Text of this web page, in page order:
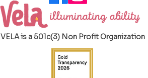
VELA is a 501c(3) Non Profit Organization